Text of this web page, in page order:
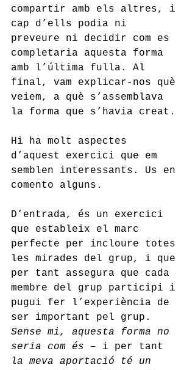
compartir amb els altres, i
cap d’ells podia ni
preveure ni decidir com es
completaria aquesta forma
amb l’última fulla. Al
final, vam explicar-nos què
veiem, a què s’assemblava
la forma que s’havia creat.
Hi ha molt aspectes
d’aquest exercici que em
semblen interessants. Us en
comento alguns.
D’entrada, és un exercici
que estableix el marc
perfecte per incloure totes
les mirades del grup, i que
per tant assegura que cada
membre del grup participi i
pugui fer l’experiència de
ser important pel grup.
Sense mi, aquesta forma no
seria com és – i per tant
la meva aportació té un